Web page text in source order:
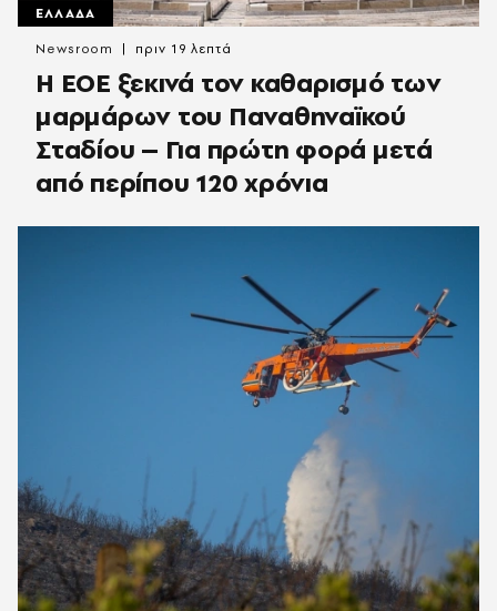
ΕΛΛΑΔΑ
Η ΕΟΕ ξεκινά τον καθαρισμό των
μαρμάρων του Παναθηναϊκού
Σταδίου – Για πρώτη φορά μετά
από περίπου 120 χρόνια
Newsroom πριν 19 λεπτά